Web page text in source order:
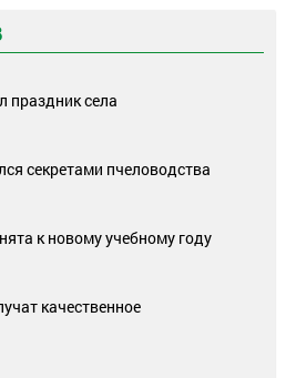
праздник села
секретами пчеловодства
к новому учебному году
качественное